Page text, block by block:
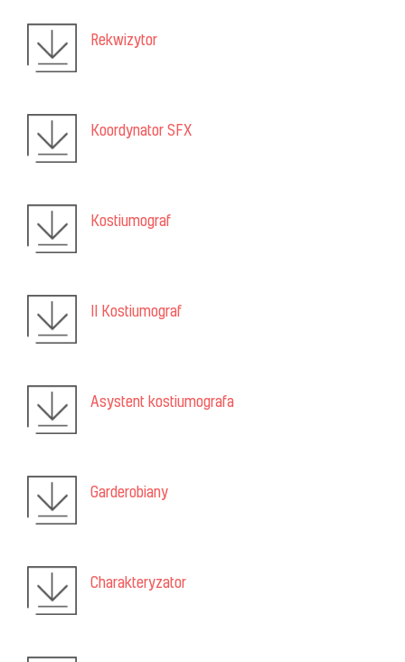
Rekwizytor
Koordynator SFX
Kostiumograf
II Kostiumograf
Asystent kostiumografa
Garderobiany
Charakteryzator